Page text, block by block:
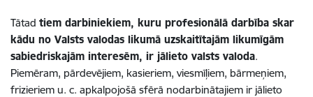
Tātad tiem darbiniekiem, kuru profesionālā darbība skar
kādu no Valsts valodas likumā uzskaitītajām likumīgām
sabiedriskajām interesēm, ir jālieto valsts valoda.
Piemēram, pārdevējiem, kasieriem, viesmīļiem, bārmeņiem,
frizieriem u. c. apkalpojošā sfērā nodarbinātajiem ir jālieto